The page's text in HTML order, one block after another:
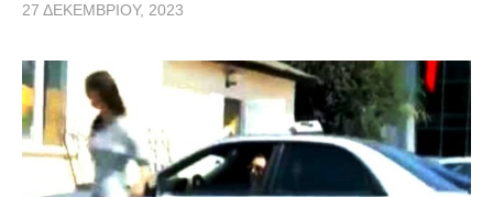
27 ΔΕΚΕΜΒΡΊΟΥ, 2023